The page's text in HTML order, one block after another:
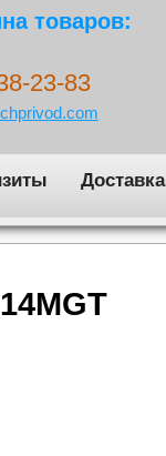
товаров:
23-83
Доставка